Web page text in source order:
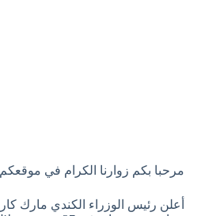
مرحبا بكم زوارنا الكرام في موقعكم